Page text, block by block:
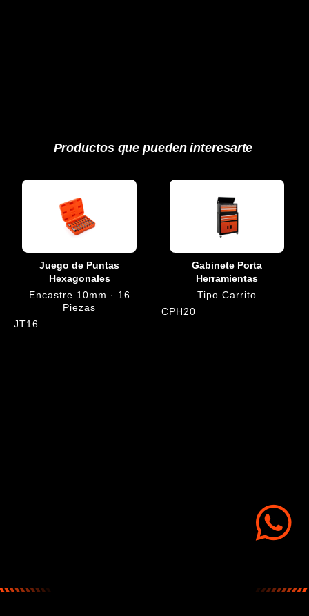
Productos que pueden interesarte
Juego de Puntas
Hexagonales
Encastre 10mm · 16
Piezas
JT16
Gabinete Porta
Herramientas
Tipo Carrito
CPH20